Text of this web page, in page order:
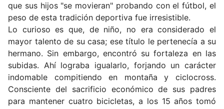
que sus hijos "se movieran" probando con el fútbol, el
peso de esta tradición deportiva fue irresistible.
Lo curioso es que, de niño, no era considerado el
mayor talento de su casa; ese título le pertenecía a su
hermano. Sin embargo, encontró su fortaleza en las
subidas. Ahí lograba igualarlo, forjando un carácter
indomable compitiendo en montaña y ciclocross.
Consciente del sacrificio económico de sus padres
para mantener cuatro bicicletas, a los 15 años tomó